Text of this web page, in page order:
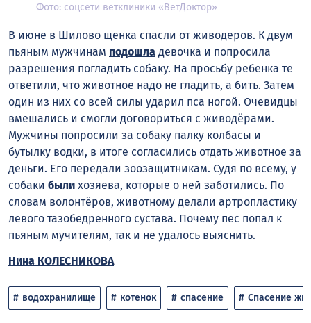
Фото: соцсети ветклиники «ВетДоктор»
В июне в Шилово щенка спасли от живодеров. К двум
пьяным мужчинам подошла девочка и попросила
разрешения погладить собаку. На просьбу ребенка те
ответили, что животное надо не гладить, а бить. Затем
один из них со всей силы ударил пса ногой. Очевидцы
вмешались и смогли договориться с живодёрами.
Мужчины попросили за собаку палку колбасы и
бутылку водки, в итоге согласились отдать животное за
деньги. Его передали зоозащитникам. Судя по всему, у
собаки были хозяева, которые о ней заботились. По
словам волонтёров, животному делали артропластику
левого тазобедренного сустава. Почему пес попал к
пьяным мучителям, так и не удалось выяснить.
Нина КОЛЕСНИКОВА
водохранилище котенок спасение Спасение